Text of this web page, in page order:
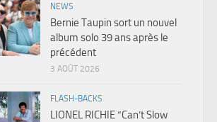
NEWS
Bernie Taupin sort un nouvel
album solo 39 ans après le
précédent
3 AOÛT 2026
FLASH-BACKS
LIONEL RICHIE “Can’t Slow